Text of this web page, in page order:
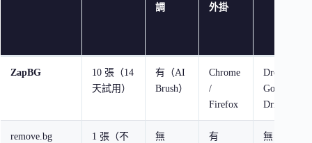
調
外掛
ZapBG
10 張（14
天試用）
有（AI
Brush）
Chrome
/
Firefox
Dropbox /
Google
Drive
remove.bg
1 張（不
無 有 無